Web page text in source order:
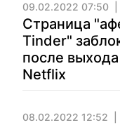
09.02.2022 07:50
Страница
Tinder"
после
Netflix
08.02.2022 12:52